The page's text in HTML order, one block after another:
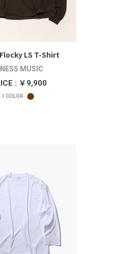
LS T-Shirt
MUSIC
: ￥9,900
1 COLOR